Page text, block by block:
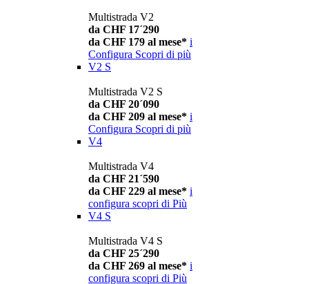
Multistrada V2
da CHF 17´290
da CHF 179 al mese* i
Configura Scopri di più
V2 S
Multistrada V2 S
da CHF 20´090
da CHF 209 al mese* i
Configura Scopri di più
V4
Multistrada V4
da CHF 21´590
da CHF 229 al mese* i
configura scopri di Più
V4 S
Multistrada V4 S
da CHF 25´290
da CHF 269 al mese* i
configura scopri di Più